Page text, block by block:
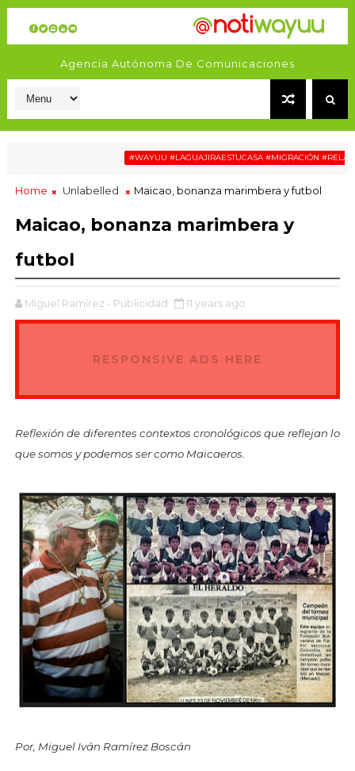
Agencia Autónoma De Comunicaciones
#WAYUU #LAGUAJIRAESTUCASA #MIGRACIÓN
Home Unlabelled Maicao, bonanza marimbera y futbol
Maicao, bonanza marimbera y
futbol
Miguel Ramírez - Publicidad 11 years ago
RESPONSIVE ADS HERE
Reflexión de diferentes contextos cronológicos que reflejan lo
que somos y podemos ser como Maicaeros.
Por, Miguel Iván Ramírez Boscán